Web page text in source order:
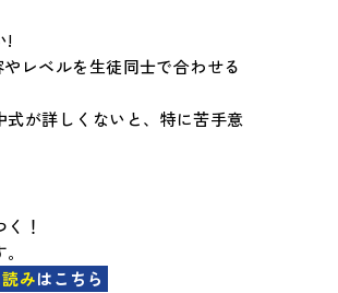
!
レベルを生徒同士で合わせる
が詳しくないと、特に苦手意
！
みはこちら